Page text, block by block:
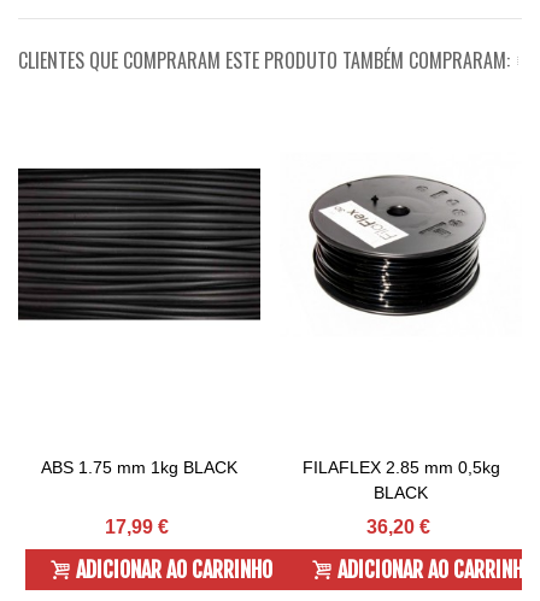
CLIENTES QUE COMPRARAM ESTE PRODUTO TAMBÉM COMPRARAM:
ABS 1.75 mm 1kg BLACK
17,99 €
ADICIONAR AO CARRINHO
FILAFLEX 2.85 mm 0,5kg
BLACK
36,20 €
ADICIONAR AO CARRINHO